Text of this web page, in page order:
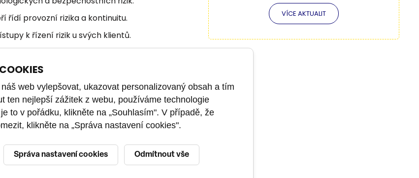
řídí provozní rizika a kontinuitu.
k řízení rizik u svých klientů.
Practitioner.
jazyka.Předchozí zkušenosti s řízením
VÍCE AKTUALIT
web vylepšovat, ukazovat personalizovaný obsah a tím
ten nejlepší zážitek z webu, používáme technologie
to v pořádku, klikněte na „Souhlasím". V případě, že
klikněte na „Správa nastavení cookies".
Správa nastavení cookies Odmítnout vše